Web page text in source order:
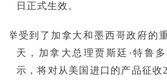
日正式生效。
举受到了加拿大和墨西哥政府的
天，加拿大总理贾斯廷·特鲁
示，将对从美国进口的产品征收